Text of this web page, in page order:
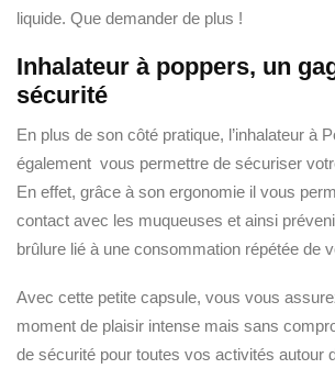
liquide. Que demander de plus !
Inhalateur à poppers, un
sécurité
En plus de son côté pratique, l’inhalateur à
également vous permettre de sécuriser
En effet, grâce à son ergonomie il vous
contact avec les muqueuses et ainsi
brûlure lié à une consommation répétée de
Avec cette petite capsule, vous vous
moment de plaisir intense mais sans
de sécurité pour toutes vos activités autour